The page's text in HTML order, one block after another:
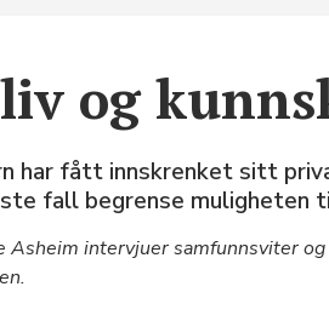
og
har fått innskrenket sitt
fall begrense muligheten
Asheim intervjuer samfunnsviter